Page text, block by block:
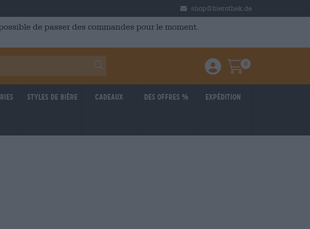
shop@bierothek.de
de passer des commandes pour le moment.
Einloggen / Anmelden
Warenkorb
0
Styles de bière Cadeaux Des offres % Expédition